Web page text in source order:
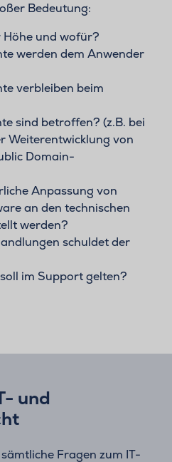
Bedeutung:
und wofür?
werden dem Anwender
verbleiben beim
sind betroffen? (z.B. bei
Weiterentwicklung von
Domain-
Anpassung von
an den technischen
werden?
schuldet der
im Support gelten?
und
Fragen zum IT-